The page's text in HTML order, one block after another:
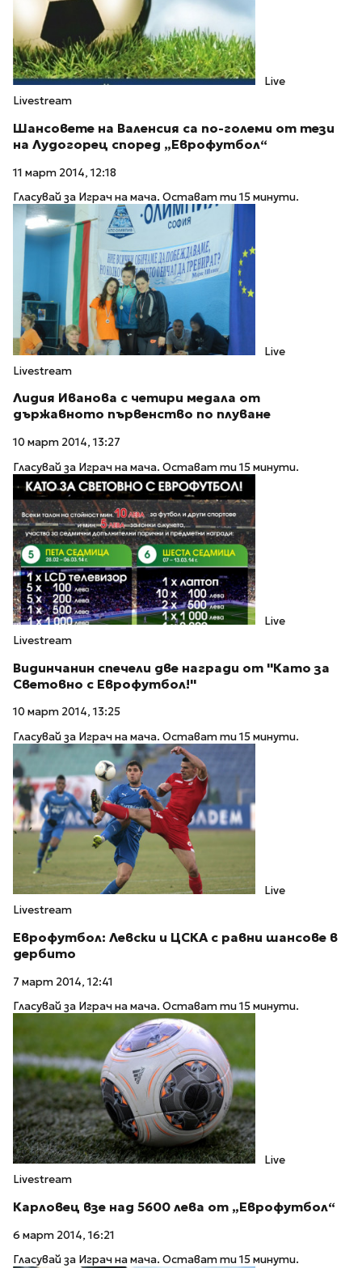
Live
Livestream
Шансовете на Валенсия са по-големи от тези
на Лудогорец според „Еврофутбол“
11 март 2014, 12:18
Гласувай за Играч на мача. Остават ти 15 минути.
Live
Livestream
Лидия Иванова с четири медала от
държавното първенство по плуване
10 март 2014, 13:27
Гласувай за Играч на мача. Остават ти 15 минути.
Live
Livestream
Видинчанин спечели две награди от ''Като за
Световно с Еврофутбол!''
10 март 2014, 13:25
Гласувай за Играч на мача. Остават ти 15 минути.
Live
Livestream
Еврофутбол: Левски и ЦСКА с равни шансове в
дербито
7 март 2014, 12:41
Гласувай за Играч на мача. Остават ти 15 минути.
Live
Livestream
Карловец взе над 5600 лева от „Еврофутбол“
6 март 2014, 16:21
Гласувай за Играч на мача. Остават ти 15 минути.